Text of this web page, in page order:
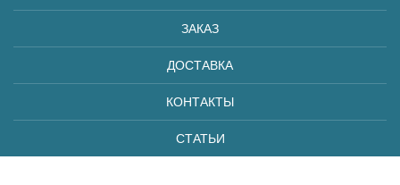
ЗАКАЗ
ДОСТАВКА
КОНТАКТЫ
СТАТЬИ